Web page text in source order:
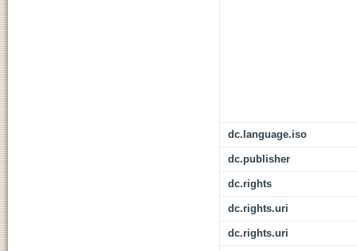
dc.language.iso
dc.publisher
dc.rights
dc.rights.uri
dc.rights.uri